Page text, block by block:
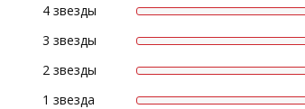
4 звезды
3 звезды
2 звезды
1 звезда